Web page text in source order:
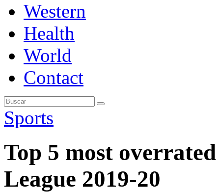
Western
Health
World
Contact
Sports
Top 5 most
League 2019-20